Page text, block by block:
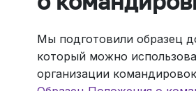
Мы подготовили образец
который можно
организации